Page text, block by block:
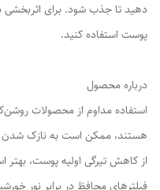
دهید تا جذب شود. برای اثربخشی
پوست استفاده کنید.
درباره محصول
استفاده مداوم از محصولات
هستند، ممکن است به نازک شدن
از کاهش تیرگی اولیه پوست، بهتر
فیلترهای محافظ در برابر نور